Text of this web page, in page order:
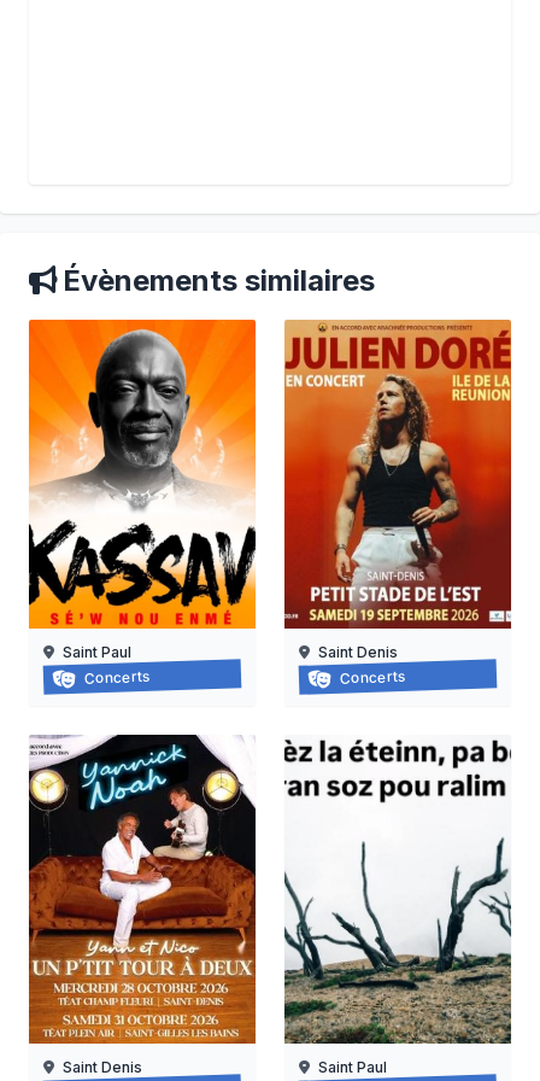
Évènements similaires
Kassav en concert à la réunion
15/08/2026
Saint Paul
Concerts Julien doré en concert
19/09/2026
Saint Denis
Concerts
Saint Denis Saint Paul